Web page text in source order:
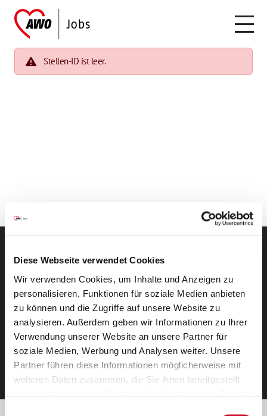
Diese Webseite verwendet Cookies
Wir verwenden Cookies, um Inhalte und Anzeigen zu
personalisieren, Funktionen für soziale Medien anbieten
zu können und die Zugriffe auf unsere Website zu
analysieren. Außerdem geben wir Informationen zu Ihrer
Verwendung unserer Website an unsere Partner für
soziale Medien, Werbung und Analysen weiter. Unsere
Partner führen diese Informationen möglicherweise mit
weiteren Daten zusammen, die Sie ihnen bereitgestellt
Stellen-ID ist leer.
Neue Stellen per E-Mail.
Ein kostenloser Service von AWO
Jobs.
E-Mail-Adresse eintragen